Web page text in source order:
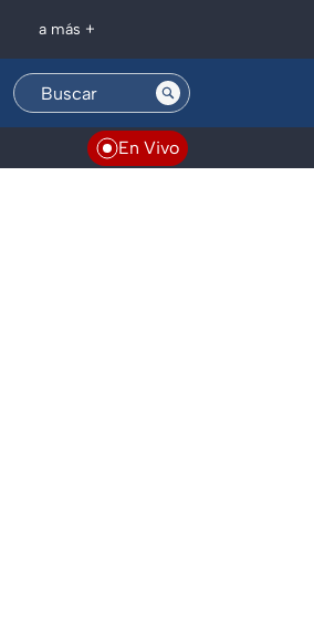
a más +
En Vivo